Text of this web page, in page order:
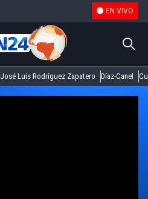
EN VIVO
José Luis Rodríguez Zapatero Díaz-Canel